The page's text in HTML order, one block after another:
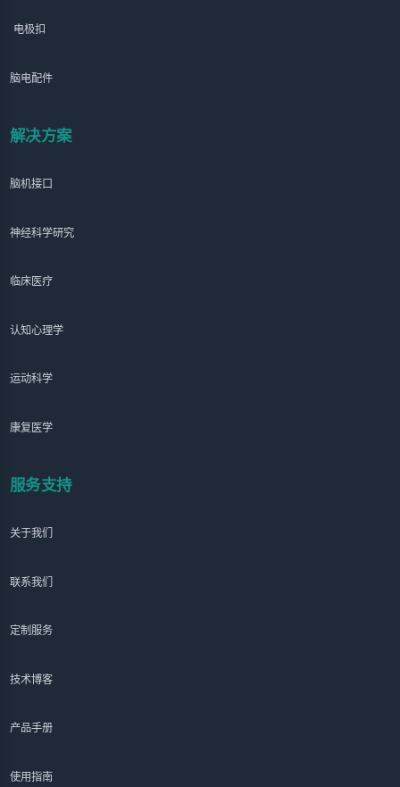
电极扣
脑电配件
解决方案
脑机接口
神经科学研究
临床医疗
认知心理学
运动科学
康复医学
服务支持
关于我们
联系我们
定制服务
技术博客
产品手册
使用指南